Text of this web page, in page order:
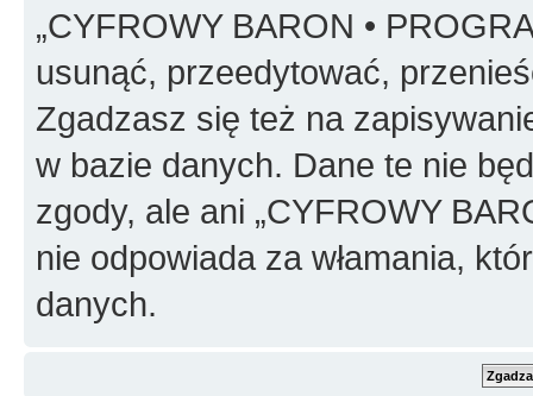
„CYFROWY BARON •
usunąć, przeedytować,
Zgadzasz się też na
w bazie danych. Dane te nie
zgody, ale ani „CYFROWY
nie odpowiada za włamania,
danych.